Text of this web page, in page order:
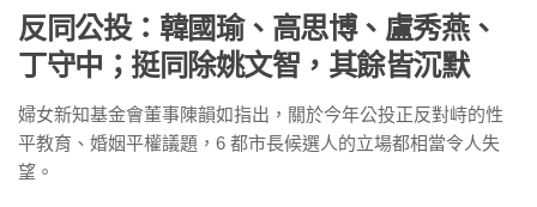
反同公投：韓國瑜、高思博、盧秀燕、
丁守中；挺同除姚文智，其餘皆沉默
婦女新知基金會董事陳韻如指出，關於今年公投正反對峙的性
平教育、婚姻平權議題，6 都市長候選人的立場都相當令人失
望。